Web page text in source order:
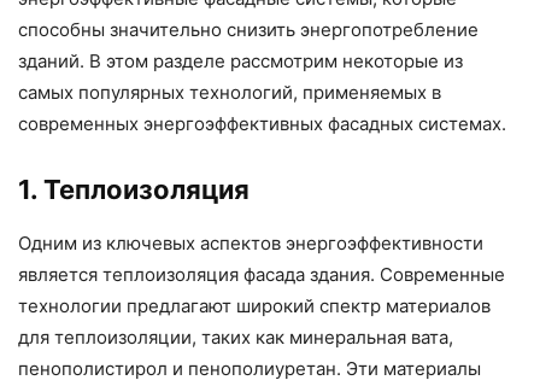
способны значительно снизить энергопотребление
зданий. В этом разделе рассмотрим некоторые из
самых популярных технологий, применяемых в
современных энергоэффективных фасадных системах.
1. Теплоизоляция
Одним из ключевых аспектов энергоэффективности
является теплоизоляция фасада здания. Современные
технологии предлагают широкий спектр материалов
для теплоизоляции, таких как минеральная вата,
пенополистирол и пенополиуретан. Эти материалы